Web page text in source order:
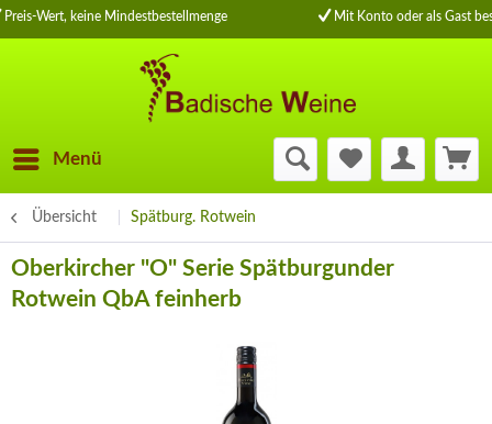
Preis-Wert, keine Mindestbestellmenge Mit Konto oder als Gast
Menü
Übersicht Spätburg. Rotwein
Oberkircher "O" Serie Spätburgunder
Rotwein QbA feinherb